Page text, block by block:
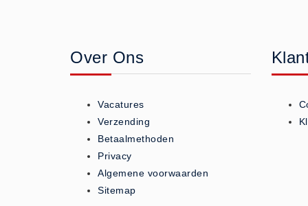
Koud - Warm kompressen (3)
Overige (1)
Teken - Beten sets (5)
Vitamines en mineralen (0)
Eerste Hulp Paneel
Eerste Hulp Paneel (0)
Over Ons
Vacatures
Verzending
Betaalmethoden
Privacy
Algemene voorwaarden
Sitemap